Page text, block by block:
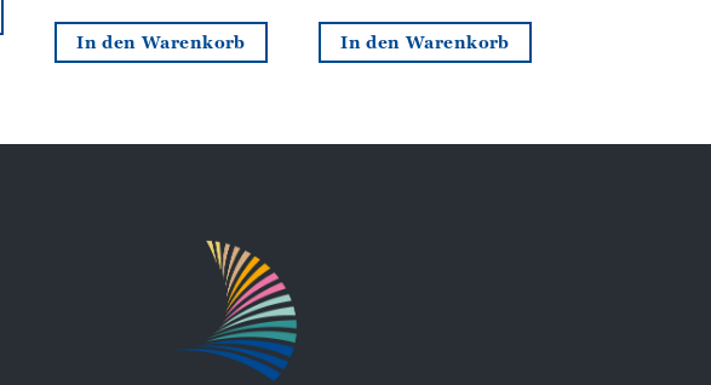
In den Warenkorb In den Warenkorb